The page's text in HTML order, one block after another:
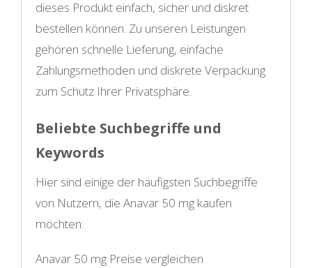
dieses Produkt einfach, sicher und diskret
bestellen können. Zu unseren Leistungen
gehören schnelle Lieferung, einfache
Zahlungsmethoden und diskrete Verpackung
zum Schutz Ihrer Privatsphäre.
Beliebte Suchbegriffe und
Keywords
Hier sind einige der häufigsten Suchbegriffe
von Nutzern, die Anavar 50 mg kaufen
möchten:
Anavar 50 mg Preise vergleichen